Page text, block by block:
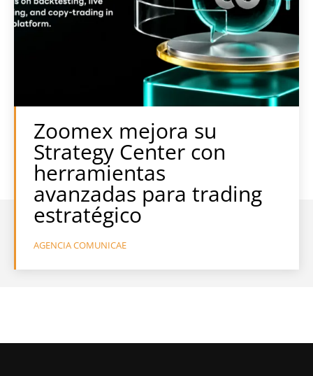
Zoomex mejora su
Strategy Center con
herramientas
avanzadas para trading
estratégico
AGENCIA COMUNICAE